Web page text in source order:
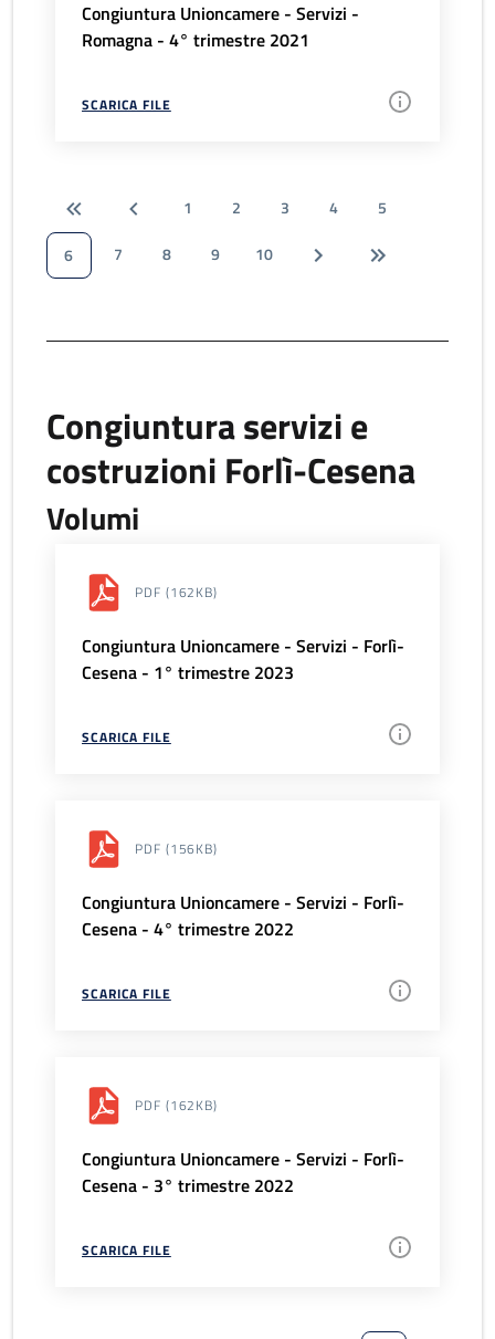
Congiuntura Unioncamere - Servizi -
Romagna - 4° trimestre 2021
SCARICA FILE
1 2 3 4
5
6
7 8 9 10
Congiuntura servizi e
costruzioni Forlì-Cesena
Volumi
PDF (162KB)
Congiuntura Unioncamere - Servizi - Forlì-
Cesena - 1° trimestre 2023
SCARICA FILE
PDF (156KB)
Congiuntura Unioncamere - Servizi - Forlì-
Cesena - 4° trimestre 2022
SCARICA FILE
PDF (162KB)
Congiuntura Unioncamere - Servizi - Forlì-
Cesena - 3° trimestre 2022
SCARICA FILE